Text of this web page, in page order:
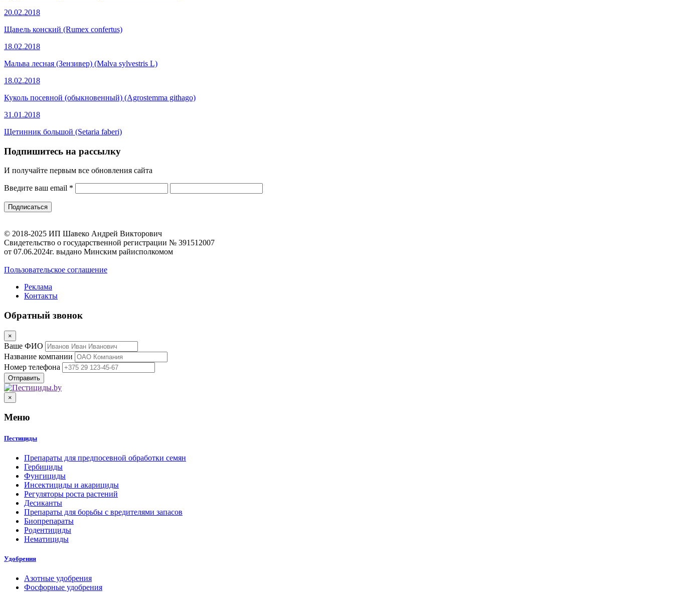
20.02.2018
Щавель конский (Rumex confertus)
18.02.2018
Мальва лесная (Зензивер) (Malva sylvestris L)
18.02.2018
Куколь посевной (обыкновенный) (Agrostemma githago)
31.01.2018
Щетинник большой (Setaria faberi)
Подпишитесь на рассылку
И получайте первым все обновления сайта
Введите ваш email *
© 2018-2025 ИП Шавеко Андрей Викторович
Свидетельство о государственной регистрации № 391512007
от 07.06.2024г. выдано Минским райисполкомом
Пользовательское соглашение
Реклама
Контакты
Обратный звонок
×
Ваше ФИО
Название компании
Номер телефона
×
Меню
Пестициды
Препараты для предпосевной обработки семян
Гербициды
Фунгициды
Инсектициды и акарициды
Регуляторы роста растений
Десиканты
Препараты для борьбы с вредителями запасов
Биопрепараты
Родентициды
Нематициды
Удобрения
Азотные удобрения
Фосфорные удобрения